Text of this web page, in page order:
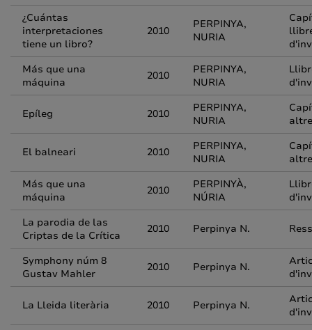
¿Cuántas
interpretaciones
tiene un libro?
2010
PERPINYA,
NURIA
Más que una
máquina
2010
PERPINYA,
NURIA
Epíleg 2010
PERPINYA,
NURIA
El balneari 2010
PERPINYA,
NURIA
Más que una
máquina
2010
PERPINYÀ,
NÚRIA
La parodia de las
Criptas de la Crítica
2010 Perpinya N.
Symphony núm 8
Gustav Mahler
2010 Perpinya N.
La Lleida literària 2010 Perpinya N.